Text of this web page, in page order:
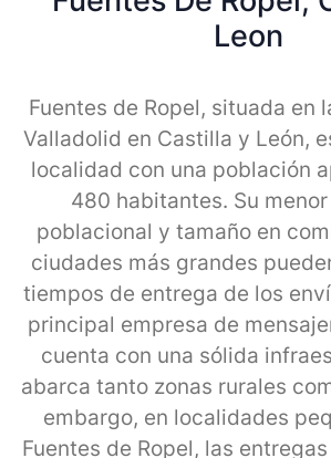
Leon
Fuentes de Ropel, situada en
Valladolid en Castilla y León,
localidad con una población
480 habitantes. Su
poblacional y tamaño en
ciudades más grandes
tiempos de entrega de los
principal empresa de
cuenta con una sólida
abarca tanto zonas rurales
embargo, en localidades
Fuentes de Ropel, las